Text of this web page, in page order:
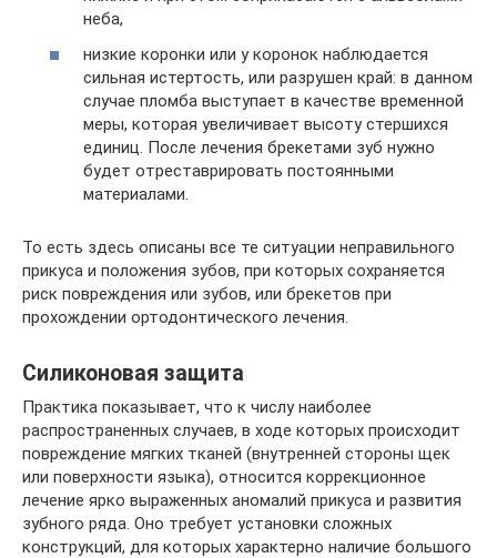
неба,
низкие коронки или у коронок наблюдается
сильная истертость, или разрушен край: в данном
случае пломба выступает в качестве временной
меры, которая увеличивает высоту стершихся
единиц. После лечения брекетами зуб нужно
будет отреставрировать постоянными
материалами.
То есть здесь описаны все те ситуации неправильного
прикуса и положения зубов, при которых сохраняется
риск повреждения или зубов, или брекетов при
прохождении ортодонтического лечения.
Силиконовая защита
Практика показывает, что к числу наиболее
распространенных случаев, в ходе которых происходит
повреждение мягких тканей (внутренней стороны щек
или поверхности языка), относится коррекционное
лечение ярко выраженных аномалий прикуса и развития
зубного ряда. Оно требует установки сложных
конструкций, для которых характерно наличие большого